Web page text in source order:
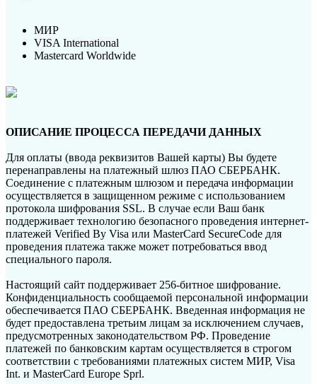
МИР
VISA International
Mastercard Worldwide
ОПИСАНИЕ ПРОЦЕССА ПЕРЕДАЧИ ДАННЫХ
Для оплаты (ввода реквизитов Вашей карты) Вы будете
перенаправлены на платежный шлюз ПАО СБЕРБАНК.
Соединение с платежным шлюзом и передача информации
осуществляется в защищенном режиме с использованием
протокола шифрования SSL. В случае если Ваш банк
поддерживает технологию безопасного проведения интернет-
платежей Verified By Visa или MasterCard SecureCode для
проведения платежа также может потребоваться ввод
специального пароля.
Настоящий сайт поддерживает 256-битное шифрование.
Конфиденциальность сообщаемой персональной информации
обеспечивается ПАО СБЕРБАНК. Введенная информация не
будет предоставлена третьим лицам за исключением случаев,
предусмотренных законодательством РФ. Проведение
платежей по банковским картам осуществляется в строгом
соответствии с требованиями платежных систем МИР, Visa
Int. и MasterCard Europe Sprl.